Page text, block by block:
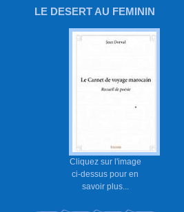
LE DESERT AU FEMININ
Cliquez sur l'image
ci-dessus pour en
savoir plus...